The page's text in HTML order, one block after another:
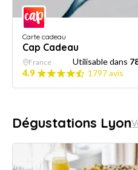
Carte cadeau
Cap Cadeau
France Utilisable dans
4.9
1797 avis
Dégustations Lyon